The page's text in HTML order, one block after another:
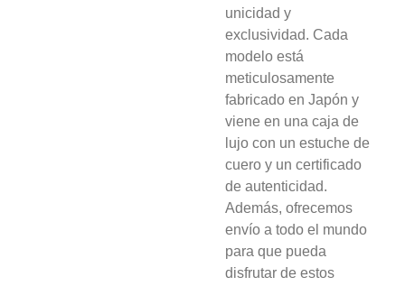
unicidad y
exclusividad. Cada
modelo está
meticulosamente
fabricado en Japón y
viene en una caja de
lujo con un estuche de
cuero y un certificado
de autenticidad.
Además, ofrecemos
envío a todo el mundo
para que pueda
disfrutar de estos